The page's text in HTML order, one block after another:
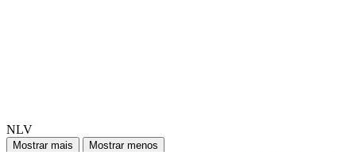
NLV
Mostrar mais Mostrar menos